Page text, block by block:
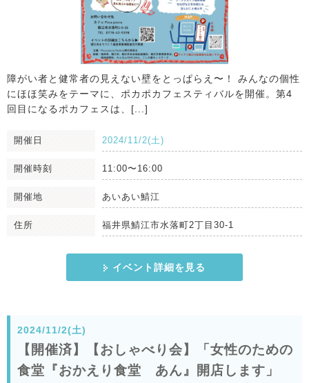
障がい者と健常者の見えない壁をとっぱらえ〜！ みんなの個性
にほほ笑みをテーマに、ポカポカフェスティバルを開催。第4
回目になるポカフェスは、[...]
開催日 2024/11/2(土)
開催時刻 11:00〜16:00
開催地 あいあい鯖江
住所 福井県鯖江市水落町2丁目30-1
イベント詳細を見る
2024/11/2(土)
【開催済】【おしゃべり会】「女性のための
食堂『おかえり食堂 あん』開店します」